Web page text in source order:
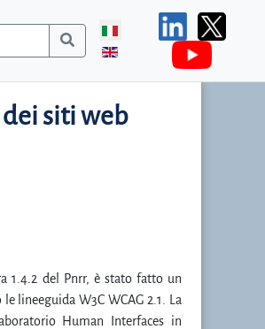
siti web
1.4.2 del Pnrr, è stato fatto un
lineeguida W3C WCAG 2.1. La
Human Interfaces in